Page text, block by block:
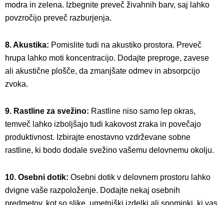
modra in zelena. Izbegnite preveč živahnih barv, saj lahko
povzročijo preveč razburjenja.
8. Akustika: Pomislite tudi na akustiko prostora. Preveč
hrupa lahko moti koncentracijo. Dodajte preproge, zavese
ali akustične plošče, da zmanjšate odmev in absorpcijo
zvoka.
9. Rastline za svežino: Rastline niso samo lep okras,
temveč lahko izboljšajo tudi kakovost zraka in povečajo
produktivnost. Izbirajte enostavno vzdrževane sobne
rastline, ki bodo dodale svežino vašemu delovnemu okolju.
10. Osebni dotik: Osebni dotik v delovnem prostoru lahko
dvigne vaše razpoloženje. Dodajte nekaj osebnih